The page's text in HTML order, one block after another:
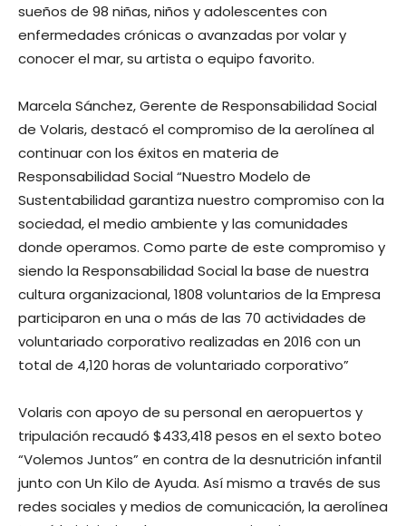
sueños de 98 niñas, niños y adolescentes con
enfermedades crónicas o avanzadas por volar y
conocer el mar, su artista o equipo favorito.
Marcela Sánchez, Gerente de Responsabilidad Social
de Volaris, destacó el compromiso de la aerolínea al
continuar con los éxitos en materia de
Responsabilidad Social “Nuestro Modelo de
Sustentabilidad garantiza nuestro compromiso con la
sociedad, el medio ambiente y las comunidades
donde operamos. Como parte de este compromiso y
siendo la Responsabilidad Social la base de nuestra
cultura organizacional, 1808 voluntarios de la Empresa
participaron en una o más de las 70 actividades de
voluntariado corporativo realizadas en 2016 con un
total de 4,120 horas de voluntariado corporativo”
Volaris con apoyo de su personal en aeropuertos y
tripulación recaudó $433,418 pesos en el sexto boteo
“Volemos Juntos” en contra de la desnutrición infantil
junto con Un Kilo de Ayuda. Así mismo a través de sus
redes sociales y medios de comunicación, la aerolínea